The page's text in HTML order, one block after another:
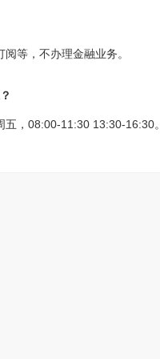
等，不办理金融业务。
五，08:00-11:30 13:30-16:30